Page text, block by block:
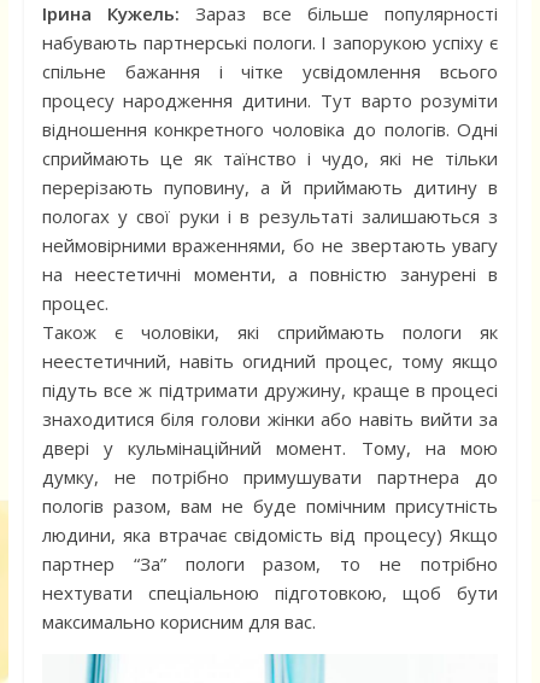
Ірина Кужель:Зараз все більше популярності
набувають партнерські пологи. І запорукою успіху є
спільне бажання і чітке усвідомлення всього
процесу народження дитини. Тут варто розуміти
відношення конкретного чоловіка до пологів. Одні
сприймають це як таїнство і чудо, які не тільки
перерізають пуповину, а й приймають дитину в
пологах у свої руки і в результаті залишаються з
неймовірними враженнями, бо не звертають увагу
на неестетичні моменти, а повністю занурені в
процес.
Також є чоловіки, які сприймають пологи як
неестетичний, навіть огидний процес, тому якщо
підуть все ж підтримати дружину, краще в процесі
знаходитися біля голови жінки або навіть вийти за
двері у кульмінаційний момент. Тому, на мою
думку, не потрібно примушувати партнера до
пологів разом, вам не буде помічним присутність
людини, яка втрачає свідомість від процесу) Якщо
партнер “За” пологи разом, то не потрібно
нехтувати спеціальною підготовкою, щоб бути
максимально корисним для вас.